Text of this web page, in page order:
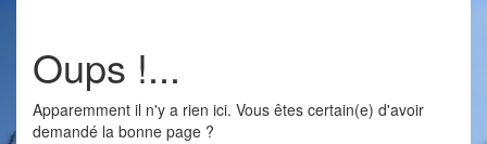
Oups !...
Apparemment il n'y a rien ici. Vous êtes certain(e) d'avoir
demandé la bonne page ?